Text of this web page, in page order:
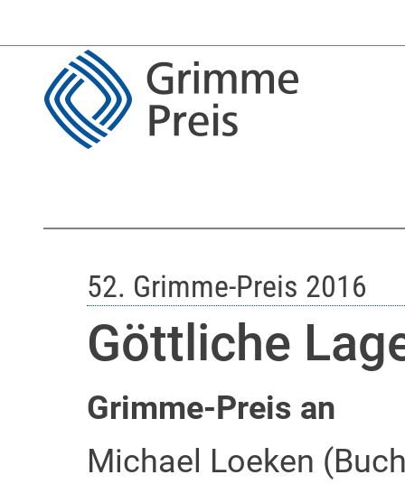
52. Grimme-Preis 2016
Göttliche
Grimme-Preis an
Michael Loeken